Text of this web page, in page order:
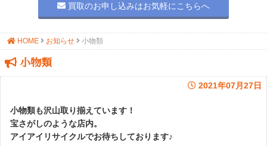
買取のお申し込みはお気軽にこちらへ
HOME お知らせ 小物類
小物類
2021年07月27日
小物類も沢山取り揃えています！
宝さがしのような店内。
アイアイリサイクルでお待ちしております♪